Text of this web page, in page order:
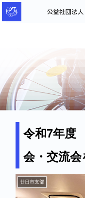
公
益
広
島
令和7年度
会・交流
廿日市支部